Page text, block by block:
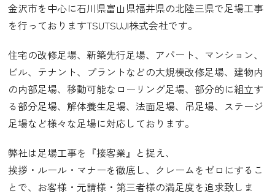
金沢市を中心に石川県富山県福井県の北陸三県で足場工事
を行っておりますTSUTSUJI株式会社です。
住宅の改修足場、新築先行足場、アパート、マンション、
ビル、テナント、プラントなどの大規模改修足場、建物内
の内部足場、移動可能なローリング足場、部分的に組立す
る部分足場、解体養生足場、法面足場、吊足場、ステージ
足場など様々な足場に対応しております。
弊社は足場工事を『接客業』と捉え、
挨拶・ルール・マナーを徹底し、クレームをゼロにするこ
とで、お客様・元請様・第三者様の満足度を追求致しま